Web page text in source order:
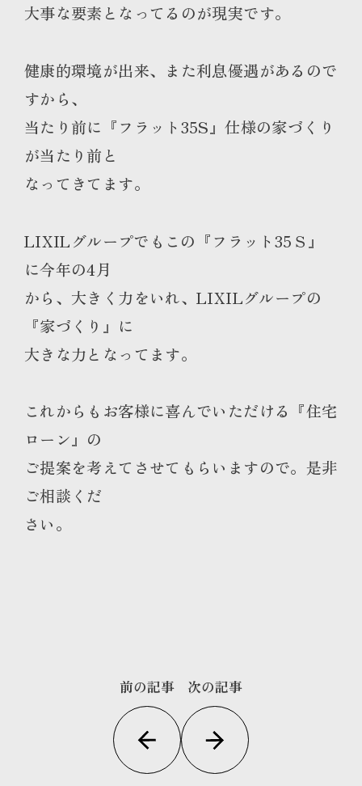
大事な要素となってるのが現実です。
健康的環境が出来、また利息優遇があるので
すから、
当たり前に『フラット35S』仕様の家づくり
が当たり前と
なってきてます。
LIXILグループでもこの『フラット35Ｓ』
に今年の4月
から、大きく力をいれ、LIXILグループの
『家づくり』に
大きな力となってます。
これからもお客様に喜んでいただける『住宅
ローン』の
ご提案を考えてさせてもらいますので。是非
ご相談くだ
さい。
前の記事 次の記事